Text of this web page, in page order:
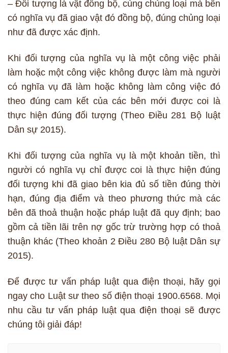
– Đối tượng là vật đồng bộ, cùng chủng loại mà bên
có nghĩa vụ đã giao vật đó đồng bộ, đúng chủng loại
như đã được xác định.
Khi đối tượng của nghĩa vụ là một công việc phải
làm hoặc một công việc không được làm mà người
có nghĩa vụ đã làm hoặc không làm công việc đó
theo đúng cam kết của các bên mới được coi là
thực hiện đúng đối tượng (Theo Điều 281 Bộ luật
Dân sự 2015).
Khi đối tượng của nghĩa vụ là một khoản tiền, thì
người có nghĩa vụ chỉ được coi là thực hiện đúng
đối tượng khi đã giao bên kia đủ số tiền đúng thời
hạn, đúng địa điểm và theo phương thức mà các
bên đã thoả thuận hoặc pháp luật đã quy định; bao
gồm cả tiền lãi trên nợ gốc trừ trường hợp có thoả
thuận khác (Theo khoản 2 Điều 280 Bộ luật Dân sự
2015).
Để được tư vấn pháp luật qua điện thoại, hãy gọi
ngay cho Luật sư theo số điện thoại 1900.6568. Mọi
nhu cầu tư vấn pháp luật qua điện thoại sẽ được
chúng tôi giải đáp!